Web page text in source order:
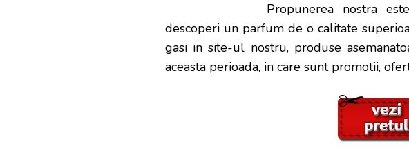
Propunerea nostra
descoperi un parfum de o calitate
gasi in site-ul nostru, produse
aceasta perioada, in care sunt promotii,